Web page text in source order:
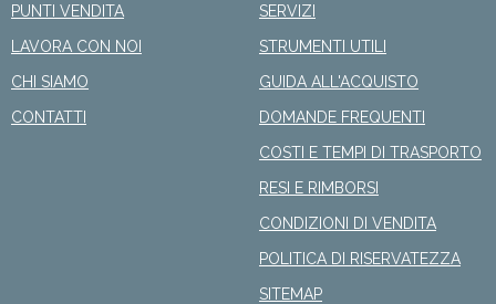
PUNTI VENDITA
LAVORA CON NOI
CHI SIAMO
CONTATTI
SERVIZI
STRUMENTI UTILI
GUIDA ALL'ACQUISTO
DOMANDE FREQUENTI
COSTI E TEMPI DI TRASPORTO
RESI E RIMBORSI
CONDIZIONI DI VENDITA
POLITICA DI RISERVATEZZA
SITEMAP